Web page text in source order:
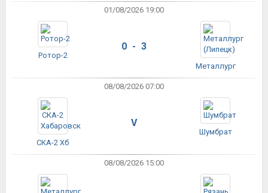
01/08/2026 19:00
Ротор-2
0 - 3
Металлург
08/08/2026 07:00
СКА-2 Хб
V
Шумбрат
08/08/2026 15:00